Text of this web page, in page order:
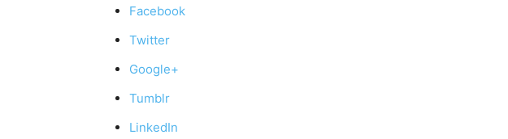
Facebook
Twitter
Google+
Tumblr
LinkedIn